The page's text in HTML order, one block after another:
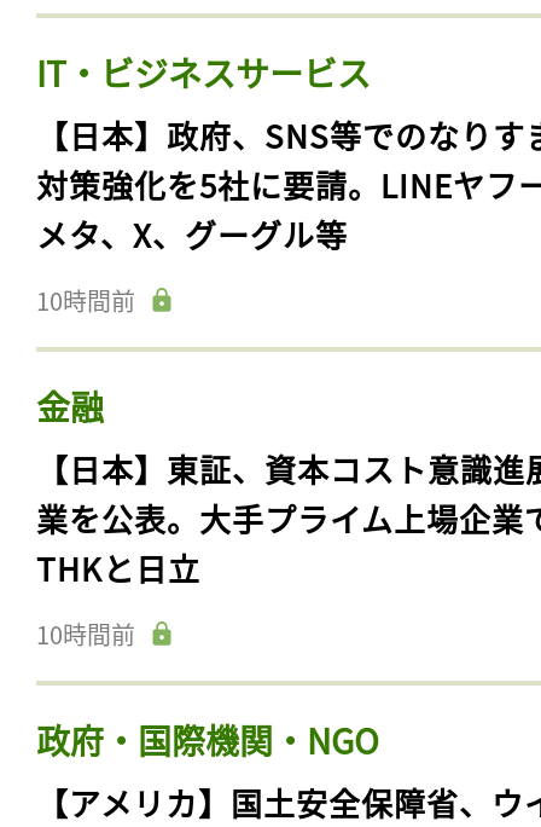
IT・ビジネスサービス
【日本】政府、SNS等でのなりす
対策強化を5社に要請。LINEヤフ
メタ、X、グーグル等
10時間前
金融
【日本】東証、資本コスト意識進
業を公表。大手プライム上場企業
THKと日立
10時間前
政府・国際機関・NGO
【アメリカ】国土安全保障省、ウ